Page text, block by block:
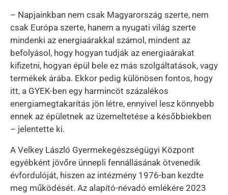
– Napjainkban nem csak Magyarország szerte, nem
csak Európa szerte, hanem a nyugati világ szerte
mindenki az energiaárakkal számol, mindent az
befolyásol, hogy hogyan tudják az energiaárakat
kifizetni, hogyan épül bele ez más szolgáltatások, vagy
termékek árába. Ekkor pedig különösen fontos, hogy
itt, a GYEK-ben egy harmincöt százalékos
energiamegtakarítás jön létre, ennyivel lesz könnyebb
ennek az épületnek az üzemeltetése a későbbiekben
– jelentette ki.
A Velkey László Gyermekegészségügyi Központ
egyébként jövőre ünnepli fennállásának ötvenedik
évfordulóját, hiszen az intézmény 1976-ban kezdte
meg működését. Az alapító-névadó emlékére 2023